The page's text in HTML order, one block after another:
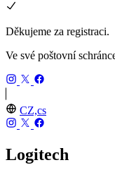
Děkujeme za registraci.
Ve své poštovní
CZ,cs
Logitech